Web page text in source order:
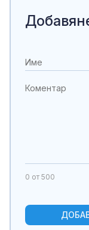
0 от 500